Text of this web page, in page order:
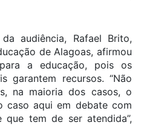
audiência, Rafael Brito,
de Alagoas, afirmou
a educação, pois os
garantem recursos. “Não
na maioria dos casos, o
aqui em debate com
tem de ser atendida”,